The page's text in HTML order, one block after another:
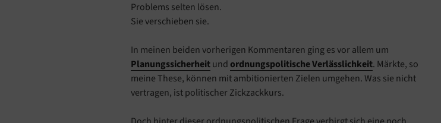
Problems selten lösen.
Sie verschieben sie.
In meinen beiden vorherigen Kommentaren ging es vor allem um
Planungssicherheitundordnungspolitische Verlässlichkeit. Märkte, so
meine These, können mit ambitionierten Zielen umgehen. Was sie nicht
vertragen, ist politischer Zickzackkurs.